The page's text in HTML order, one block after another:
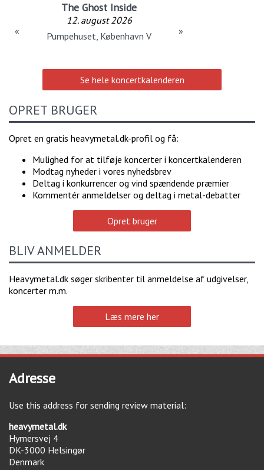
The Ghost Inside
12. august 2026
Pumpehuset, København V
« »
Se hele koncertkalenderen
OPRET BRUGER
Opret en gratis heavymetal.dk-profil og få:
Mulighed for at tilføje koncerter i koncertkalenderen
Modtag nyheder i vores nyhedsbrev
Deltag i konkurrencer og vind spændende præmier
Kommentér anmeldelser og deltag i metal-debatter
Opret bruger
BLIV ANMELDER
Heavymetal.dk søger skribenter til anmeldelse af udgivelser,
koncerter m.m.
Læs mere her
Adresse
Use this address for sending review material:
heavymetal.dk
Hymersvej 4
DK-3000 Helsingør
Denmark